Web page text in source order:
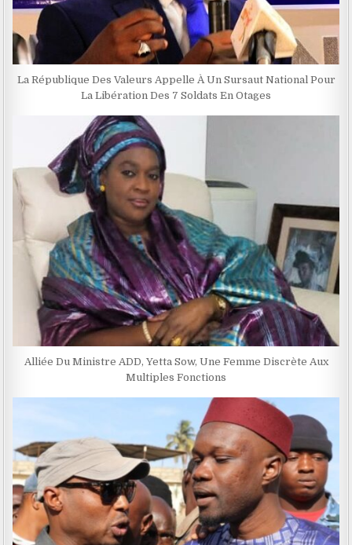
La République Des Valeurs Appelle À Un Sursaut National Pour
La Libération Des 7 Soldats En Otages
Alliée Du Ministre ADD, Yetta Sow, Une Femme Discrète Aux
Multiples Fonctions